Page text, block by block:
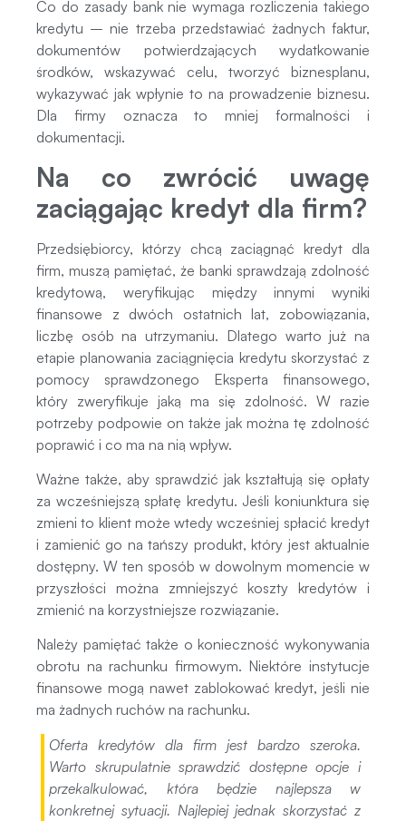
Co do zasady bank nie wymaga rozliczenia takiego
kredytu – nie trzeba przedstawiać żadnych faktur,
dokumentów potwierdzających wydatkowanie
środków, wskazywać celu, tworzyć biznesplanu,
wykazywać jak wpłynie to na prowadzenie biznesu.
Dla firmy oznacza to mniej formalności i
dokumentacji.
Na co zwrócić uwagę
zaciągając kredyt dla firm?
Przedsiębiorcy, którzy chcą zaciągnąć kredyt dla
firm, muszą pamiętać, że banki sprawdzają zdolność
kredytową, weryfikując między innymi wyniki
finansowe z dwóch ostatnich lat, zobowiązania,
liczbę osób na utrzymaniu. Dlatego warto już na
etapie planowania zaciągnięcia kredytu skorzystać z
pomocy sprawdzonego Eksperta finansowego,
który zweryfikuje jaką ma się zdolność. W razie
potrzeby podpowie on także jak można tę zdolność
poprawić i co ma na nią wpływ.
Ważne także, aby sprawdzić jak kształtują się opłaty
za wcześniejszą spłatę kredytu. Jeśli koniunktura się
zmieni to klient może wtedy wcześniej spłacić kredyt
i zamienić go na tańszy produkt, który jest aktualnie
dostępny. W ten sposób w dowolnym momencie w
przyszłości można zmniejszyć koszty kredytów i
zmienić na korzystniejsze rozwiązanie.
Należy pamiętać także o konieczność wykonywania
obrotu na rachunku firmowym. Niektóre instytucje
finansowe mogą nawet zablokować kredyt, jeśli nie
ma żadnych ruchów na rachunku.
Oferta kredytów dla firm jest bardzo szeroka.
Warto skrupulatnie sprawdzić dostępne opcje i
przekalkulować, która będzie najlepsza w
konkretnej sytuacji. Najlepiej jednak skorzystać z